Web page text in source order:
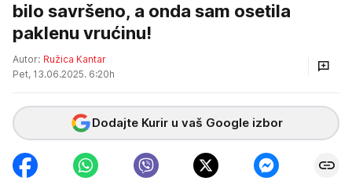
bilo savršeno, a onda sam osetila
paklenu vrućinu!
Autor: Ružica Kantar
Pet, 13.06.2025. 6:20h
Dodajte Kurir u vaš Google izbor